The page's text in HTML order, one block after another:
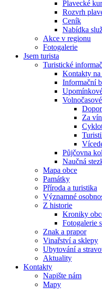
Plavecké
Rozvrh
Ceník
Nabídka
Akce v regionu
Fotogalerie
Jsem turista
Turistické
Kontakty
Informační
Za
Půjčovna kol
Naučná
Mapa obce
Památky
Příroda a turistika
Významné
Z historie
Kroniky
Fotogalerie
Znak a prapor
Vinařství a sklepy
Ubytování a
Aktuality
Kontakty
Napište nám
Mapy